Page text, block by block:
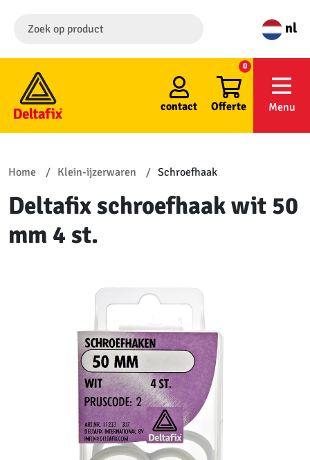
nl
contact Offerte
0
Menu
Home Klein-ijzerwaren Schroefhaak
Deltafix schroefhaak wit 50
mm 4 st.